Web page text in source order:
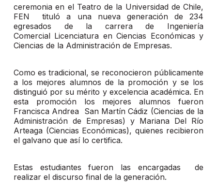
ceremonia en el Teatro de la Universidad de Chile,
FEN tituló a una nueva generación de 234
egresados de la carrera de Ingeniería
Comercial Licenciatura en Ciencias Económicas y
Ciencias de la Administración de Empresas.
Como es tradicional, se reconocieron públicamente
a los mejores alumnos de la promoción y se los
distinguió por su mérito y excelencia académica. En
esta promoción los mejores alumnos fueron
Francisca Andrea San Martín Cádiz (Ciencias de la
Administración de Empresas) y Mariana Del Río
Arteaga (Ciencias Económicas), quienes recibieron
el galvano que así lo certifica.
Estas estudiantes fueron las encargadas de
realizar el discurso final de la generación.